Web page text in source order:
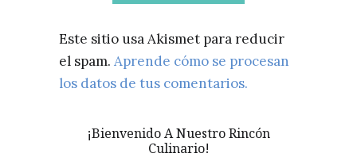
Este sitio usa Akismet para reducir
el spam. Aprende cómo se procesan
los datos de tus comentarios.
¡Bienvenido A Nuestro Rincón
Culinario!